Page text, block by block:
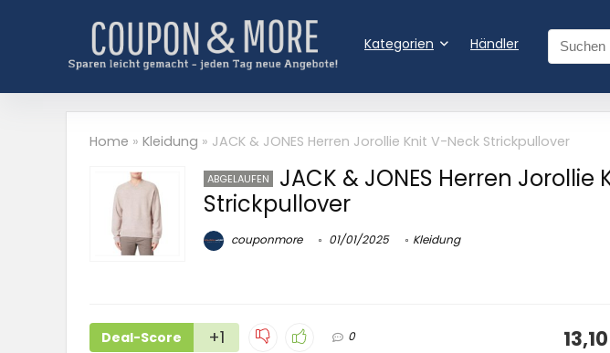
Kategorien Händler
Home » Kleidung » JACK & JONES Herren Jorollie Knit V-Neck Strickpullover
ABGELAUFEN
JACK & JONES Herren Jorollie
Strickpullover
couponmore 01/01/2025 Kleidung
Deal-Score +1 0